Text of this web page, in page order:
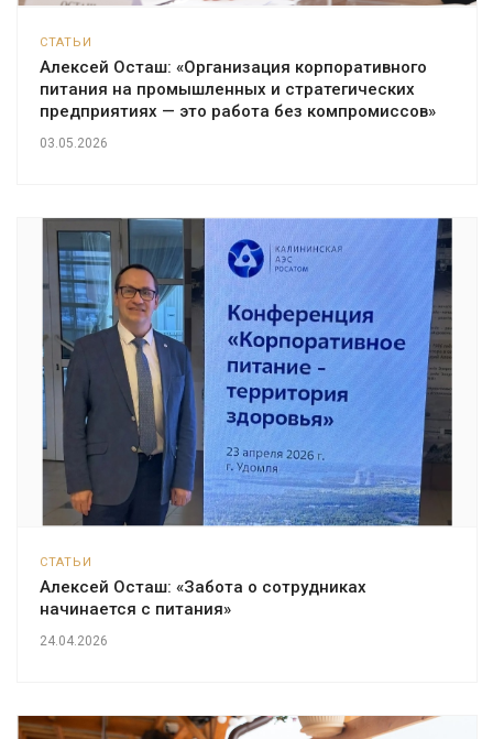
СТАТЬИ
Алексей Осташ: «Организация корпоративного
питания на промышленных и стратегических
предприятиях — это работа без компромиссов»
03.05.2026
СТАТЬИ
Алексей Осташ: «Забота о сотрудниках
начинается с питания»
24.04.2026